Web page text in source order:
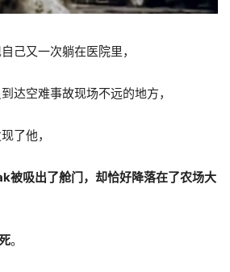
己又一次躺在医院里，
达空难事故现场不远的地方，
了他，
被吸出了舱门，却恰好降落在了农场大
。